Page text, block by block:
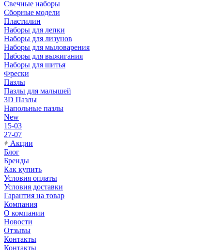
Свечные наборы
Сборные модели
Пластилин
Наборы для лепки
Наборы для лизунов
Наборы для мыловарения
Наборы для выжигания
Наборы для шитья
Фрески
Пазлы
Пазлы для малышей
3D Пазлы
Напольные пазлы
New
15-03
27-07
Акции
Блог
Бренды
Как купить
Условия оплаты
Условия доставки
Гарантия на товар
Компания
О компании
Новости
Отзывы
Контакты
Контакты